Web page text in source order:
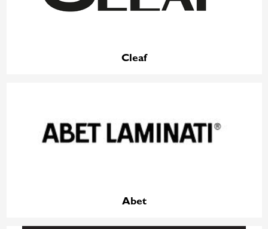
Cleaf
Abet